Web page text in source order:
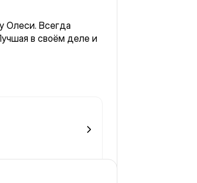
Олеси. Всегда